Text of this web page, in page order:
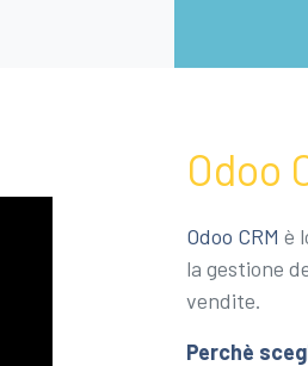
Odoo
Odoo CRM è
la gestione
vendite.
Perchè